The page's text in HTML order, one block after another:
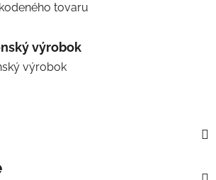
tovaru
výrobok
výrobok